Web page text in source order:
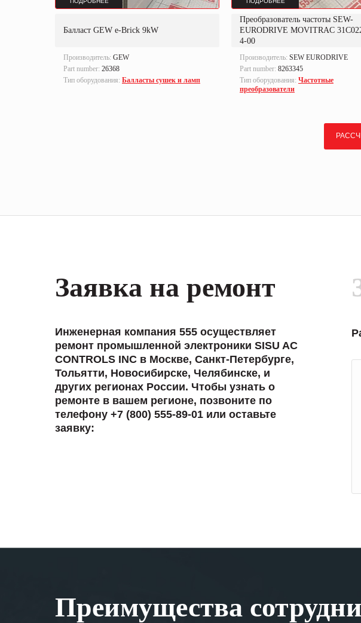
Балласт GEW e-Brick 9kW
Производитель: GEW
Part number: 26368
Тип оборудования: Балласты сушек и ламп
Преобразователь частоты SEW-
EURODRIVE MOVITRAC
4-00
Производитель: SEW EURODRIVE
Part number: 8263345
Тип оборудования: Частотные
преобразователи
Заявка на ремонт
Инженерная компания 555 осуществляет
ремонт промышленной электроники SISU AC
CONTROLS INC в Москве, Санкт-Петербурге,
Тольятти, Новосибирске, Челябинске, и
других регионах России. Чтобы узнать о
ремонте в вашем регионе, позвоните по
телефону +7 (800) 555-89-01 или оставьте
заявку:
Преимущества